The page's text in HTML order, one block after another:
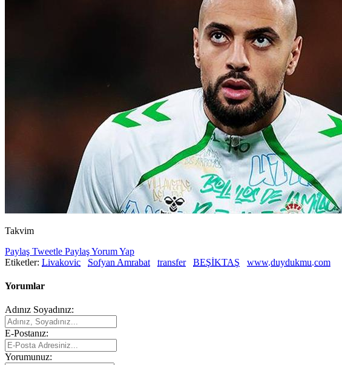
Takvim
Paylaş Tweetle PaylaşYorum Yap
Etiketler: Livakovic Sofyan Amrabat transfer BEŞİKTAŞ www.duydukmu.com
Yorumlar
Adınız Soyadınız:
E-Postanız:
Yorumunuz: